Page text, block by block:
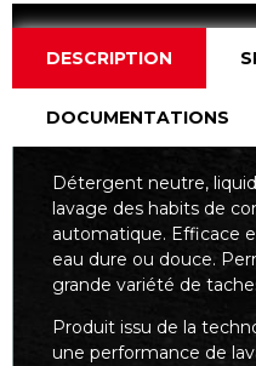
DESCRIPTION
DOCUMENTATIONS
Détergent neutre,
lavage des habits de
automatique. Efficace
eau dure ou douce.
grande variété de
Produit issu de la
une performance de